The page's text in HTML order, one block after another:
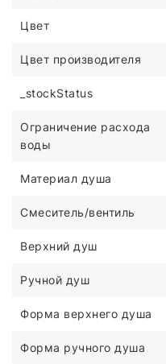
Цвет
Цвет производителя
_stockStatus
Ограничение расхода
воды
Материал душа
Смеситель/вентиль
Верхний душ
Ручной душ
Форма верхнего душа
Форма ручного душа